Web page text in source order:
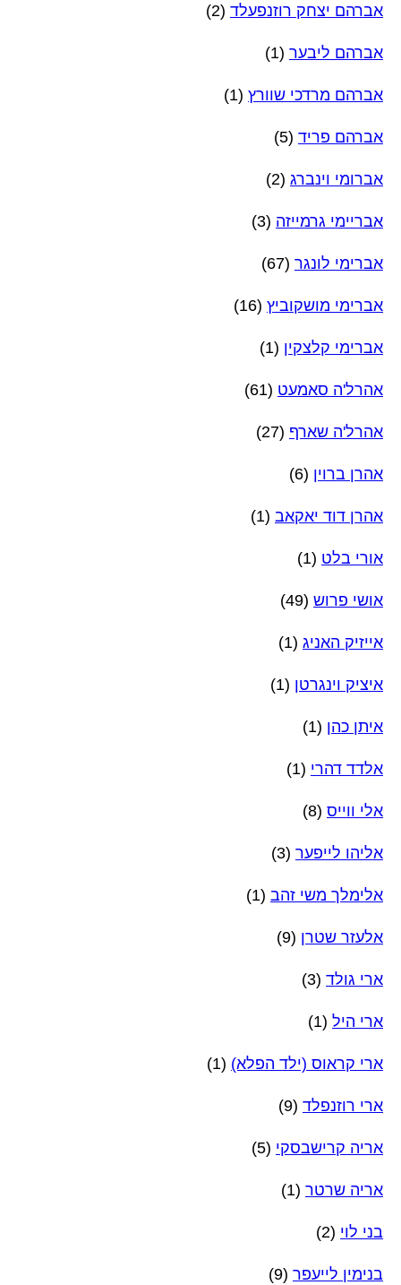
אברהם יצחק רוזנפעלד (2)
אברהם ליבער (1)
אברהם מרדכי שוורץ (1)
אברהם פריד (5)
אברומי וינברג (2)
אבריימי גרמייזה (3)
אברימי לונגר (67)
אברימי מושקוביץ (16)
אברימי קלצקין (1)
אהרל'ה סאמעט (61)
אהרל'ה שארף (27)
אהרן ברוין (6)
אהרן דוד יאקאב (1)
אורי בלט (1)
אושי פרוש (49)
אייזיק האניג (1)
איציק וינגרטן (1)
איתן כהן (1)
אלדד דהרי (1)
אלי ווייס (8)
אליהו לייפער (3)
אלימלך משי זהב (1)
אלעזר שטרן (9)
ארי גולד (3)
ארי היל (1)
ארי קראוס (ילד הפלא) (1)
ארי רוזנפלד (9)
אריה קרישבסקי (5)
אריה שרטר (1)
בני לוי (2)
בנימין לייעפר (9)